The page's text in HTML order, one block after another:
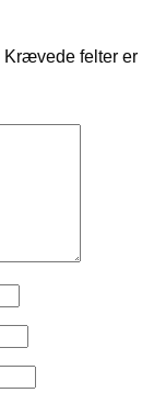
Krævede felter er